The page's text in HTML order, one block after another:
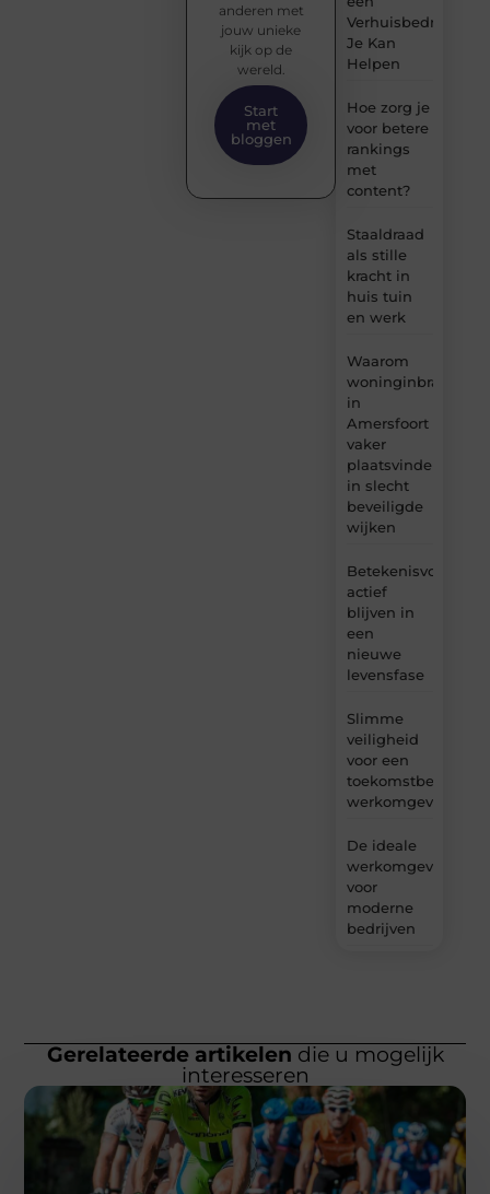
Verhuisbedrijf
Je Kan
Helpen
Hoe zorg je
voor betere
rankings
met
content?
Staaldraad
als stille
kracht in
huis tuin
en werk
Waarom
woninginbraken
in
Amersfoort
vaker
plaatsvinden
in slecht
beveiligde
wijken
Betekenisvol
actief
blijven in
een
nieuwe
levensfase
Slimme
veiligheid
voor een
werkomgeving
De ideale
werkomgeving
voor
moderne
bedrijven
anderen met
jouw unieke
kijk op de
wereld.
Start
met
bloggen
Gerelateerde artikelen die u mogelijk
interesseren